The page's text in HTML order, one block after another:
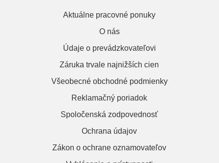
Aktuálne pracovné ponuky
O nás
Údaje o prevádzkovateľovi
Záruka trvale najnižších cien
Všeobecné obchodné podmienky
Reklamačný poriadok
Spoločenská zodpovednosť
Ochrana údajov
Zákon o ochrane oznamovateľov